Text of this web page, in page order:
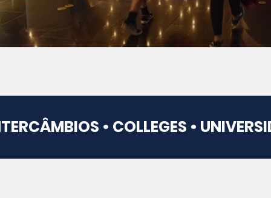
• COLLEGES •